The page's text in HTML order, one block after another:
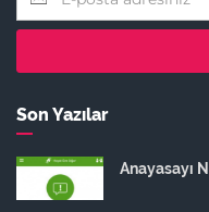
Son Yazılar
Anayasayı